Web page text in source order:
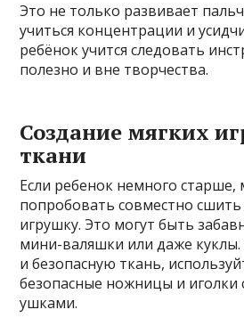
Это не только развивает
учиться концентрации и
ребёнок учится следовать
полезно и вне творчества.
Создание мягких
ткани
Если ребенок немного
попробовать совместно
игрушку. Это могут быть
мини-валяшки или даже
и безопасную ткань,
безопасные ножницы и
ушками.